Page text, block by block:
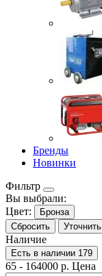
Бренды
Новинки
Фильтр
Вы выбрали:
Цвет:
Бронза
Сбросить
Уточнить
Наличие
Есть в наличии 179
65 - 164000 р. Цена